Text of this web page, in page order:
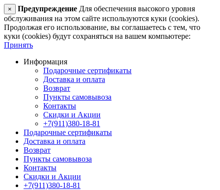
× Предупреждение Для обеспечения высокого уровня
обслуживания на этом сайте используются куки (cookies).
Продолжая его использование, вы соглашаетесь с тем, что
куки (cookies) будут сохраняться на вашем компьютере:
Принять
Информация
Подарочные сертификаты
Доставка и оплата
Возврат
Пункты самовывоза
Контакты
Скидки и Акции
+7(911)380-18-81
Подарочные сертификаты
Доставка и оплата
Возврат
Пункты самовывоза
Контакты
Скидки и Акции
+7(911)380-18-81